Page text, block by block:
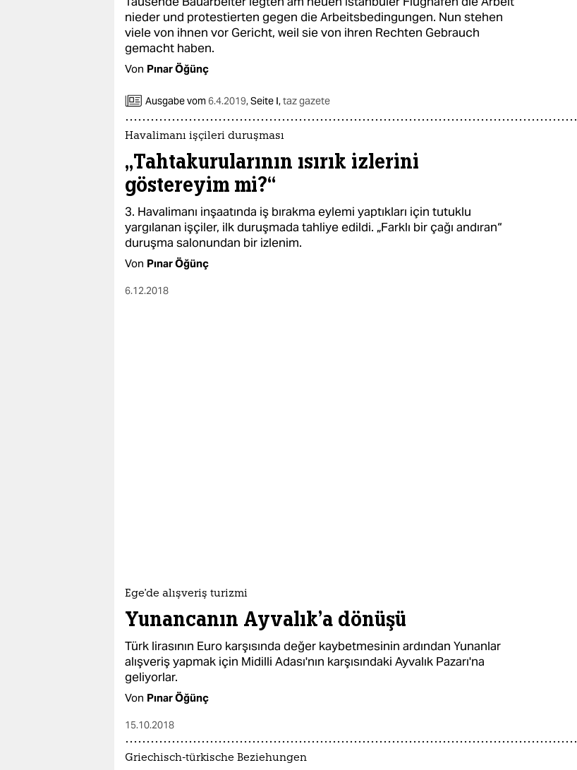
nieder und protestierten gegen die Arbeitsbedingungen. Nun stehen
viele von ihnen vor Gericht, weil sie von ihren Rechten Gebrauch
gemacht haben.
Von Pınar Öğünç
Ausgabe vom6.4.2019,Seite I,taz gazete
Havalimanı işçileri duruşması
„Tahtakurularının ısırık izlerini
göstereyim mi?“
3. Havalimanı inşaatında iş bırakma eylemi yaptıkları için tutuklu
yargılanan işçiler, ilk duruşmada tahliye edildi. „Farklı bir çağı andıran“
duruşma salonundan bir izlenim.
Von Pınar Öğünç
6.12.2018
Ege'de alışveriş turizmi
Yunancanın Ayvalık'a dönüşü
Türk lirasının Euro karşısında değer kaybetmesinin ardından Yunanlar
alışveriş yapmak için Midilli Adası'nın karşısındaki Ayvalık Pazarı'na
geliyorlar.
Von Pınar Öğünç
15.10.2018
Griechisch-türkische Beziehungen